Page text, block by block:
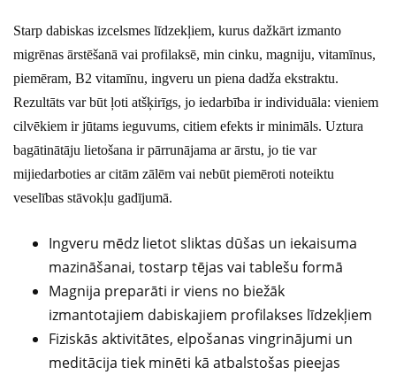
Starp dabiskas izcelsmes līdzekļiem, kurus dažkārt izmanto
migrēnas ārstēšanā vai profilaksē, min cinku, magniju, vitamīnus,
piemēram, B2 vitamīnu, ingveru un piena dadža ekstraktu.
Rezultāts var būt ļoti atšķirīgs, jo iedarbība ir individuāla: vieniem
cilvēkiem ir jūtams ieguvums, citiem efekts ir minimāls. Uztura
bagātinātāju lietošana ir pārrunājama ar ārstu, jo tie var
mijiedarboties ar citām zālēm vai nebūt piemēroti noteiktu
veselības stāvokļu gadījumā.
Ingveru mēdz lietot sliktas dūšas un iekaisuma
mazināšanai, tostarp tējas vai tablešu formā
Magnija preparāti ir viens no biežāk
izmantotajiem dabiskajiem profilakses līdzekļiem
Fiziskās aktivitātes, elpošanas vingrinājumi un
meditācija tiek minēti kā atbalstošas pieejas